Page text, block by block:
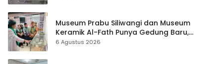
Museum Prabu Siliwangi dan Museum
Keramik Al-Fath Punya Gedung Baru,
Hampir 500 Koleksi Dipisahkan
6 Agustus 2026